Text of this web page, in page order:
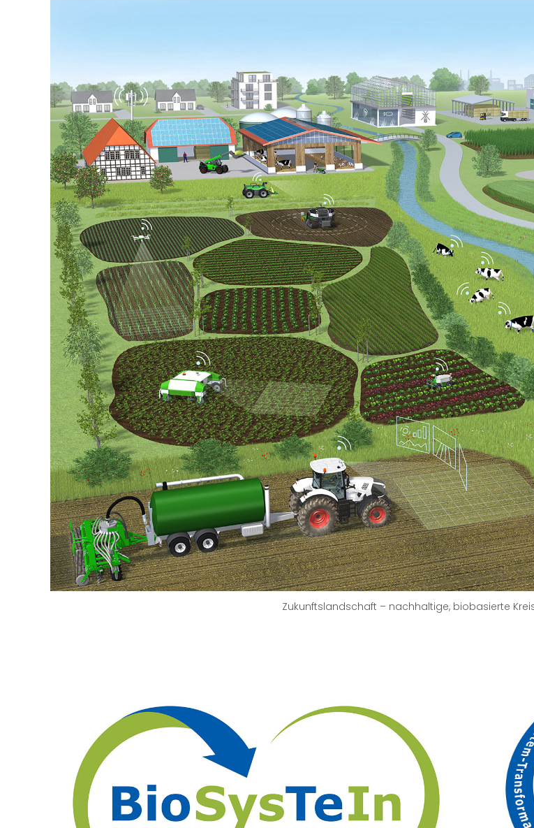
Zukunftslandschaft – nachhaltige, biobasierte